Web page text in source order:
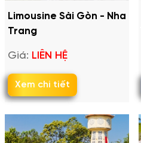
Limousine Sài Gòn - Nha
Trang
Giá: LIÊN HỆ
Xem chi tiết